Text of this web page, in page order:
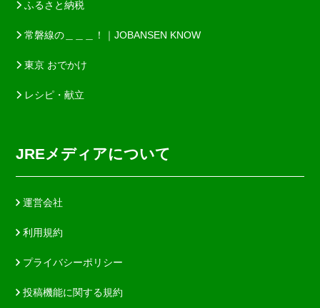
ふるさと納税
常磐線の＿＿＿！｜JOBANSEN KNOW
東京 おでかけ
レシピ・献立
JREメディアについて
運営会社
利用規約
プライバシーポリシー
投稿機能に関する規約